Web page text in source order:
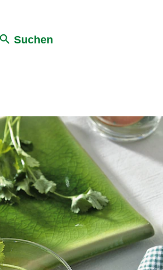
Suchen